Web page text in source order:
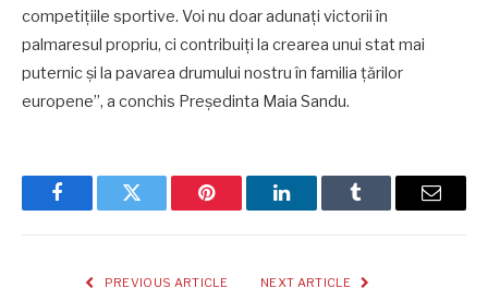
competițiile sportive. Voi nu doar adunați victorii în
palmaresul propriu, ci contribuiți la crearea unui stat mai
puternic și la pavarea drumului nostru în familia țărilor
europene”, a conchis Președinta Maia Sandu.
FacebookTwitter Pinterest LinkedInTumblr Email
PREVIOUS ARTICLE NEXT ARTICLE